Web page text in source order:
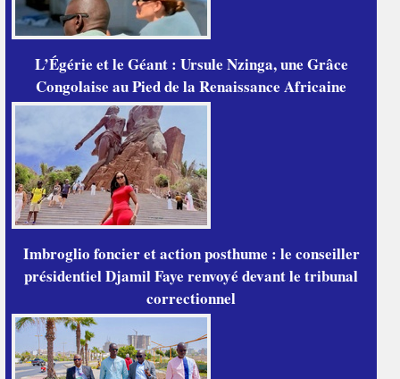
L’Égérie et le Géant : Ursule Nzinga, une Grâce
Congolaise au Pied de la Renaissance Africaine
Imbroglio foncier et action posthume : le conseiller
présidentiel Djamil Faye renvoyé devant le tribunal
correctionnel